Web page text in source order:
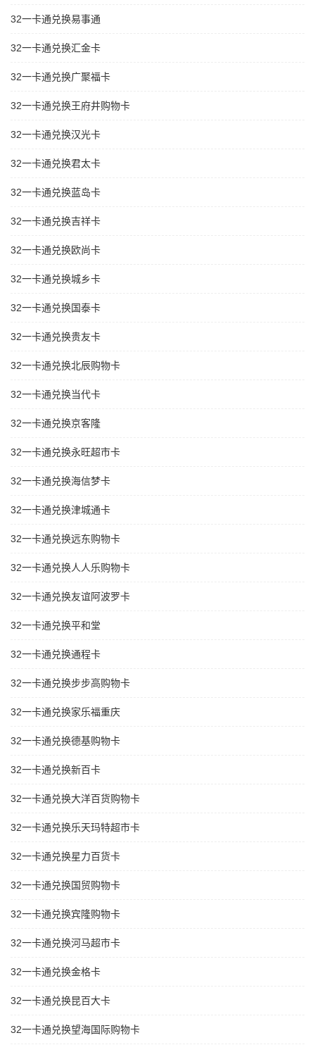
32一卡通兑换易事通
32一卡通兑换汇金卡
32一卡通兑换广聚福卡
32一卡通兑换王府井购物卡
32一卡通兑换汉光卡
32一卡通兑换君太卡
32一卡通兑换蓝岛卡
32一卡通兑换吉祥卡
32一卡通兑换欧尚卡
32一卡通兑换城乡卡
32一卡通兑换国泰卡
32一卡通兑换贵友卡
32一卡通兑换北辰购物卡
32一卡通兑换当代卡
32一卡通兑换京客隆
32一卡通兑换永旺超市卡
32一卡通兑换海信梦卡
32一卡通兑换津城通卡
32一卡通兑换远东购物卡
32一卡通兑换人人乐购物卡
32一卡通兑换友谊阿波罗卡
32一卡通兑换平和堂
32一卡通兑换通程卡
32一卡通兑换步步高购物卡
32一卡通兑换家乐福重庆
32一卡通兑换德基购物卡
32一卡通兑换新百卡
32一卡通兑换大洋百货购物卡
32一卡通兑换乐天玛特超市卡
32一卡通兑换星力百货卡
32一卡通兑换国贸购物卡
32一卡通兑换宾隆购物卡
32一卡通兑换河马超市卡
32一卡通兑换金格卡
32一卡通兑换昆百大卡
32一卡通兑换望海国际购物卡